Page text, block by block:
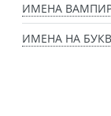
ИМЕНА
ИМЕНА НА